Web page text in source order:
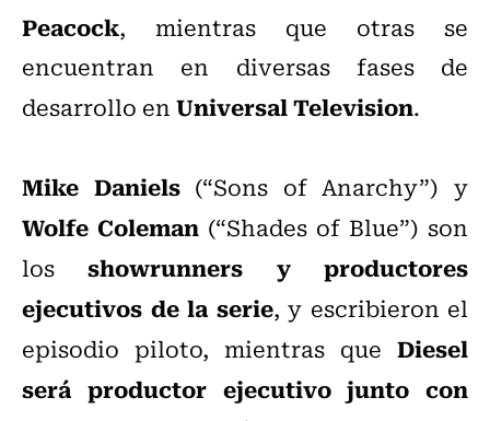
Peacock, mientras que otras se
encuentran en diversas fases de
desarrollo enUniversal Television.
Mike Daniels(“Sons of Anarchy”) y
Wolfe Coleman (“Shades of Blue”) son
losshowrunners y productores
ejecutivos de la serie, y escribieron el
episodio piloto, mientras que Diesel
será productor ejecutivo junto con